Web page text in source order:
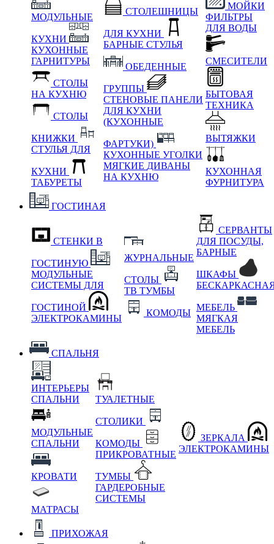
МОДУЛЬНЫЕ
КУХНИ
КУХОННЫЕ
ГАРНИТУРЫ
СТОЛЫ
НА КУХНЮ
СТОЛЫ
КНИЖКИ
СТУЛЬЯ ДЛЯ
КУХНИ
ТАБУРЕТЫ
СТОЛЕШНИЦЫ
ДЛЯ КУХНИ
БАРНЫЕ СТУЛЬЯ
ОБЕДЕННЫЕ
ГРУППЫ
СТЕНОВЫЕ ПАНЕЛИ
ДЛЯ КУХНИ
(КУХОННЫЕ
ФАРТУКИ)
КУХОННЫЕ УГОЛКИ
МЯГКИЕ ДИВАНЫ
НА КУХНЮ
МОЙКИ
ФИЛЬТРЫ
ДЛЯ ВОДЫ
СМЕСИТЕЛИ
БЫТОВАЯ
ТЕХНИКА
ВЫТЯЖКИ
КУХОННАЯ
ФУРНИТУРА
ГОСТИНАЯ
СТЕНКИ В
ГОСТИНУЮ
МОДУЛЬНЫЕ
СИСТЕМЫ ДЛЯ
ГОСТИНОЙ
ЭЛЕКТРОКАМИНЫ
ЖУРНАЛЬНЫЕ
СТОЛЫ
ТВ ТУМБЫ
КОМОДЫ
СЕРВАНТЫ
ДЛЯ ПОСУДЫ,
БАРНЫЕ
ШКАФЫ
МЕБЕЛЬ
МЯГКАЯ
МЕБЕЛЬ
СПАЛЬНЯ
ИНТЕРЬЕРЫ
СПАЛЬНИ
МОДУЛЬНЫЕ
СПАЛЬНИ
КРОВАТИ
МАТРАСЫ
ТУАЛЕТНЫЕ
СТОЛИКИ
КОМОДЫ
ПРИКРОВАТНЫЕ
ТУМБЫ
ГАРДЕРОБНЫЕ
СИСТЕМЫ
ЗЕРКАЛА
ЭЛЕКТРОКАМИНЫ
ПРИХОЖАЯ